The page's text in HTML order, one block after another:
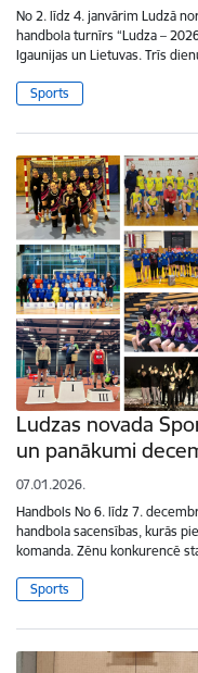
No 2. līdz 4. janvārim Ludzā
handbola turnīrs “Ludza –
Igaunijas un Lietuvas. Trīs
Sports
Ludzas novada
un panākumi
07.01.2026.
Handbols No 6. līdz 7.
handbola sacensības, kurās
komanda. Zēnu konkurencē
Sports